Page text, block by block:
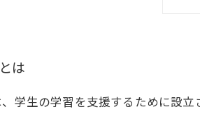
は
学生の学習を支援するために設